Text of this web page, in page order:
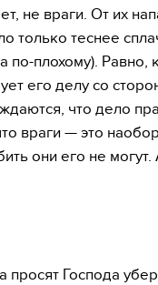
не враги. От их
только теснее
по-плохому). Равно,
его делу со
что дело
враги — это
они его не могут.
Господа